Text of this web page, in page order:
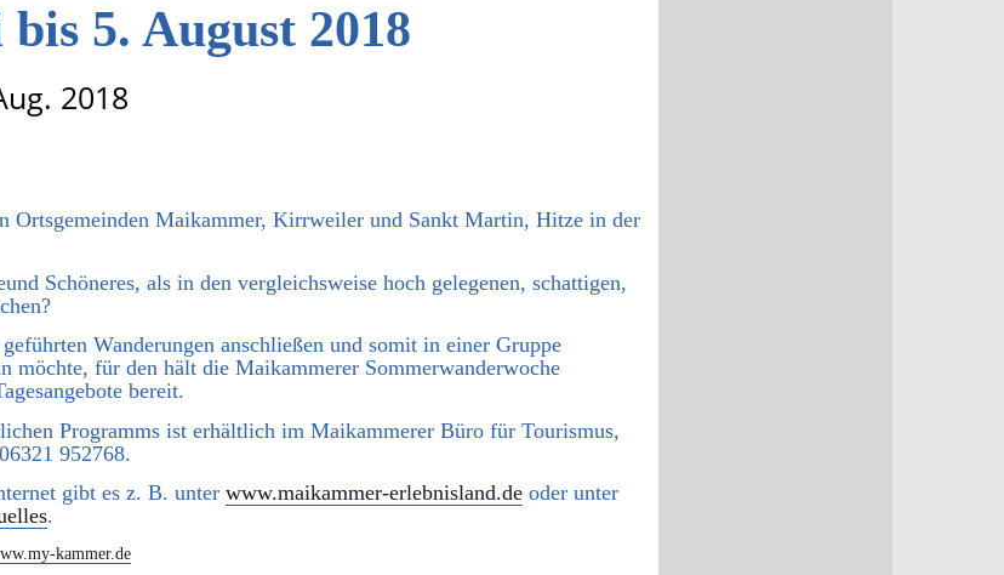
5. August 2018
2018
Ortsgemeinden Maikammer, Kirrweiler und Sankt Martin, Hitze in der
Schöneres, als in den vergleichsweise hoch gelegenen, schattigen,
Wanderungen anschließen und somit in einer Gruppe
möchte, für den hält die Maikammerer Sommerwanderwoche
bereit.
Programms ist erhältlich im Maikammerer Büro für Tourismus,
952768.
gibt es z. B. unterwww.maikammer-erlebnisland.de oder unter
.
kammer.de